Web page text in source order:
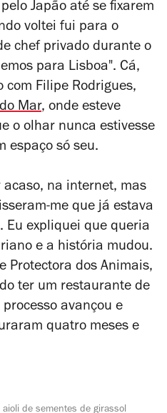
Japão até se fixarem
voltei fui para o
chef privado durante o
para Lisboa". Cá,
Filipe Rodrigues,
Mar, onde esteve
o olhar nunca estivesse
espaço só seu.
na internet, mas
me que já estava
Eu expliquei que queria
e a história mudou.
Protectora dos Animais,
ter um restaurante de
avançou e
quatro meses e
de sementes de girassol